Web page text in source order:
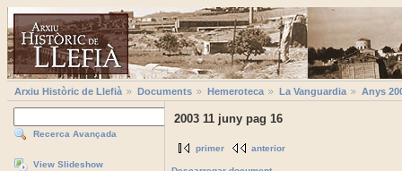
Arxiu Històric de Llefià Documents Hemeroteca La Vanguardia Anys
Recerca Avançada
View Slideshow
2003 11 juny pag 16
primer anterior